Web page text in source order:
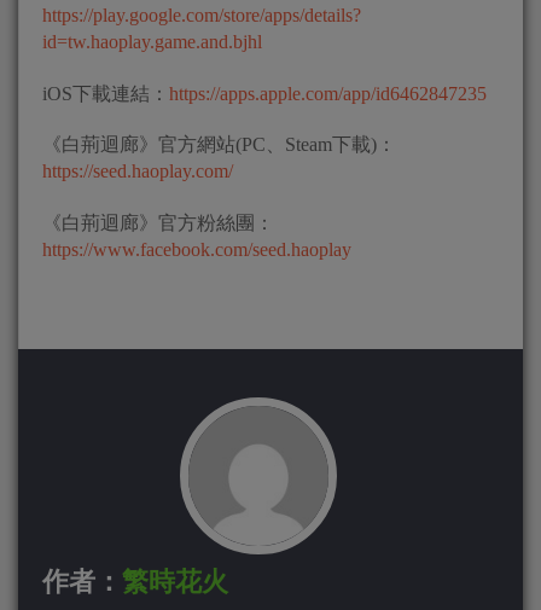
https://play.google.com/store/apps/details?
id=tw.haoplay.game.and.bjhl
iOS下載連結： https://apps.apple.com/app/id6462847235
《白荊迴廊》官方網站(PC、Steam下載)：
https://seed.haoplay.com/
《白荊迴廊》官方粉絲團：
https://www.facebook.com/seed.haoplay
作者： 繁時花火